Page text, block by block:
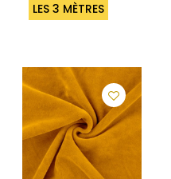
LES 3 MÈTRES